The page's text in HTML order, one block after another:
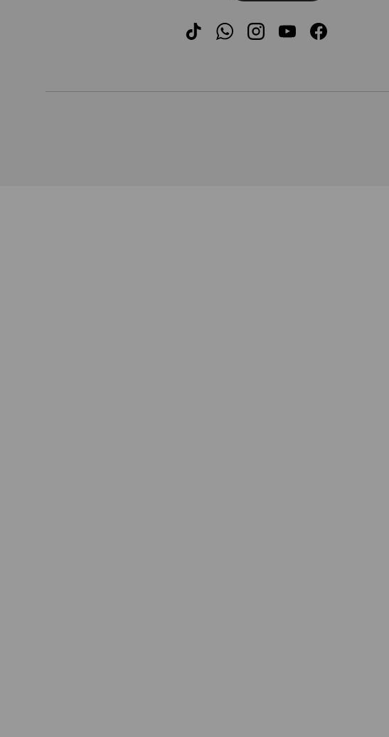
Facebook
YouTube
Instagram
WhatsApp
TikTok